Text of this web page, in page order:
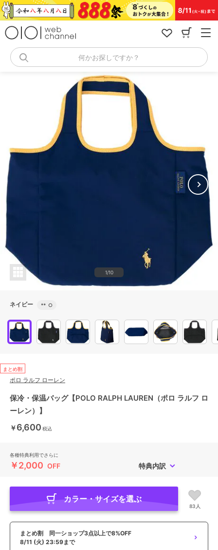
コ
ン
何かお探しですか？
1/10
ネイビー ** ○
まとめ割
ポロ ラルフ ローレン
保冷・保温バッグ【POLO RALPH LAUREN（ポロ ラルフ ロ
ーレン）】
￥6,600 税込
各種特典利用でさらに
￥2,000 OFF 特典内訳
カラー・サイズを選ぶ
83人
まとめ割 同一ショップ3点以上で8%OFF
8/11 (火) 23:59まで